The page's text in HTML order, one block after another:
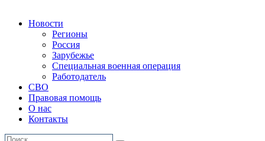
Новости
Регионы
Россия
Зарубежье
Специальная военная операция
Работодатель
СВО
Правовая помощь
О нас
Контакты